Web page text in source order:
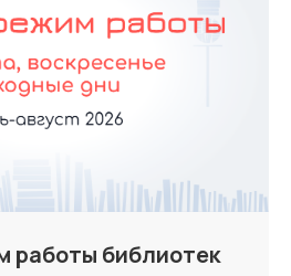
работы библиотек